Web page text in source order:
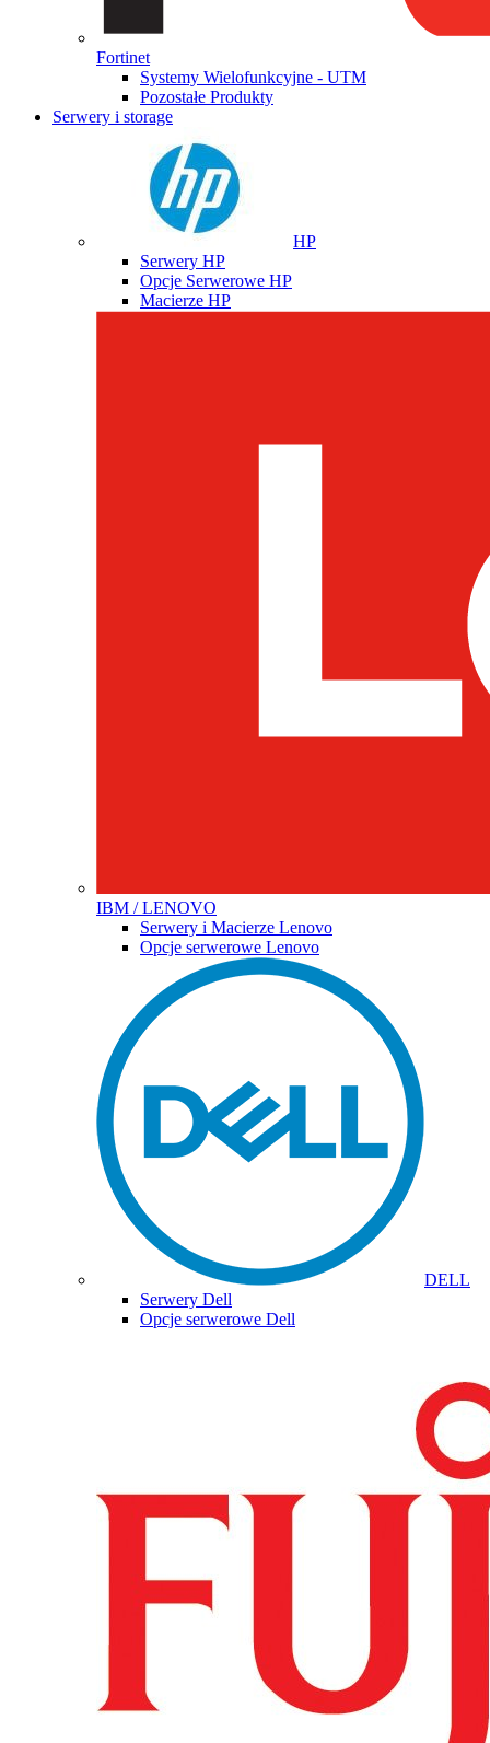
Fortinet
Systemy Wielofunkcyjne - UTM
Pozostałe Produkty
Serwery i storage
HP
Serwery HP
Opcje Serwerowe HP
Macierze HP
IBM / LENOVO
Serwery i Macierze Lenovo
Opcje serwerowe Lenovo
DELL
Serwery Dell
Opcje serwerowe Dell